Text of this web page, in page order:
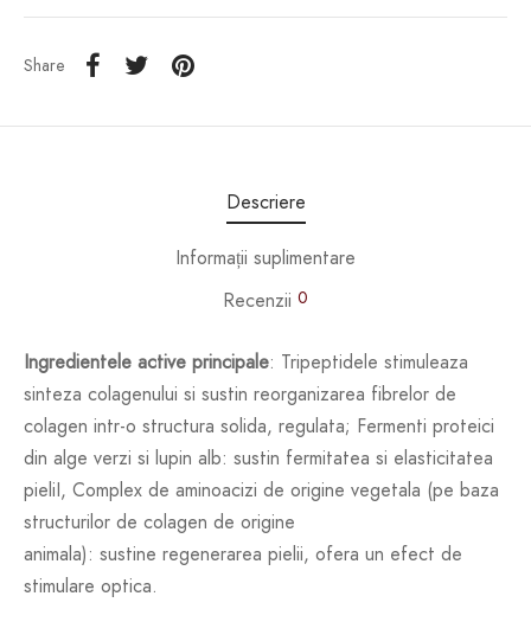
Share
Descriere
Informații suplimentare
Recenzii 0
Ingredientele active principale: Tripeptidele stimuleaza
sinteza colagenului si sustin reorganizarea fibrelor de
colagen intr-o structura solida, regulata; Fermenti proteici
din alge verzi si lupin alb: sustin fermitatea si elasticitatea
pieliI, Complex de aminoacizi de origine vegetala (pe baza
structurilor de colagen de origine
animala): sustine regenerarea pielii, ofera un efect de
stimulare optica.